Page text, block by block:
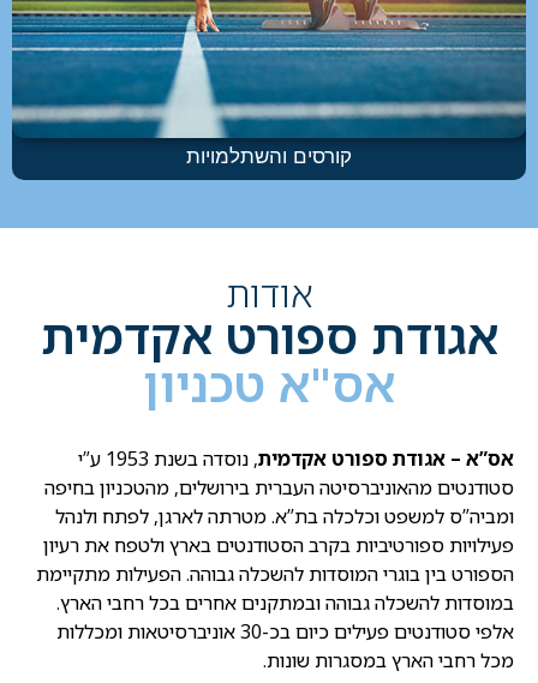
קורסים והשתלמויות
אודות
אגודת ספורט אקדמית
אס"א טכניון
אס”א – אגודת ספורט אקדמית
, נוסדה בשנת 1953 ע”י
סטודנטים מהאוניברסיטה העברית בירושלים, מהטכניון בחיפה
ומביה”ס למשפט וכלכלה בת”א. מטרתה לארגן, לפתח ולנהל
פעילויות ספורטיביות בקרב הסטודנטים בארץ ולטפח את רעיון
הספורט בין בוגרי המוסדות להשכלה גבוהה. הפעילות מתקיימת
במוסדות להשכלה גבוהה ובמתקנים אחרים בכל רחבי הארץ.
אלפי סטודנטים פעילים כיום בכ-30 אוניברסיטאות ומכללות
מכל רחבי הארץ במסגרות שונות.